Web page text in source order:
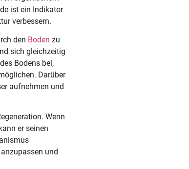
ist ein Indikator
verbessern.
den Boden zu
sich gleichzeitig
Bodens bei,
Darüber
aufnehmen und
Wenn
er seinen
und